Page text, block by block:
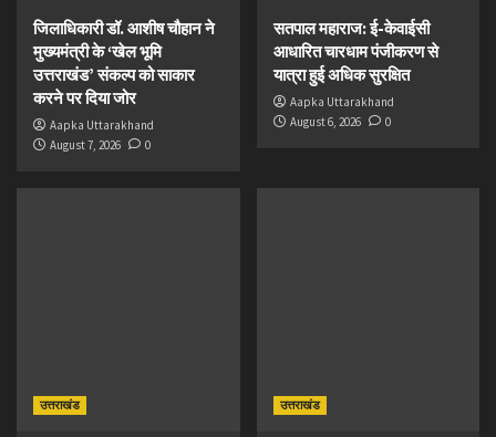
जिलाधिकारी डॉ. आशीष चौहान ने
मुख्यमंत्री के ‘खेल भूमि
उत्तराखंड’ संकल्प को साकार
करने पर दिया जोर
Aapka Uttarakhand
August 7, 2026
0
सतपाल महाराज: ई-केवाईसी
आधारित चारधाम पंजीकरण से
यात्रा हुई अधिक सुरक्षित
Aapka Uttarakhand
August 6, 2026
0
उत्तराखंड उत्तराखंड